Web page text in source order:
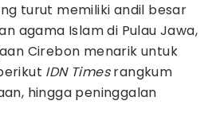
turut memiliki andil besar
agama Islam di Pulau Jawa,
Cirebon menarik untuk
IDN Timesrangkum
hingga peninggalan